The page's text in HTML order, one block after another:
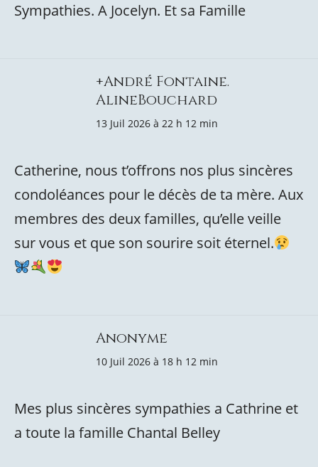
Sympathies. A Jocelyn. Et sa Famille
+André Fontaine.
AlineBouchard
13 Juil 2026 à 22 h 12 min
Catherine, nous t’offrons nos plus sincères
condoléances pour le décès de ta mère. Aux
membres des deux familles, qu’elle veille
sur vous et que son sourire soit éternel.
Anonyme
10 Juil 2026 à 18 h 12 min
Mes plus sincères sympathies a Cathrine et
a toute la famille Chantal Belley